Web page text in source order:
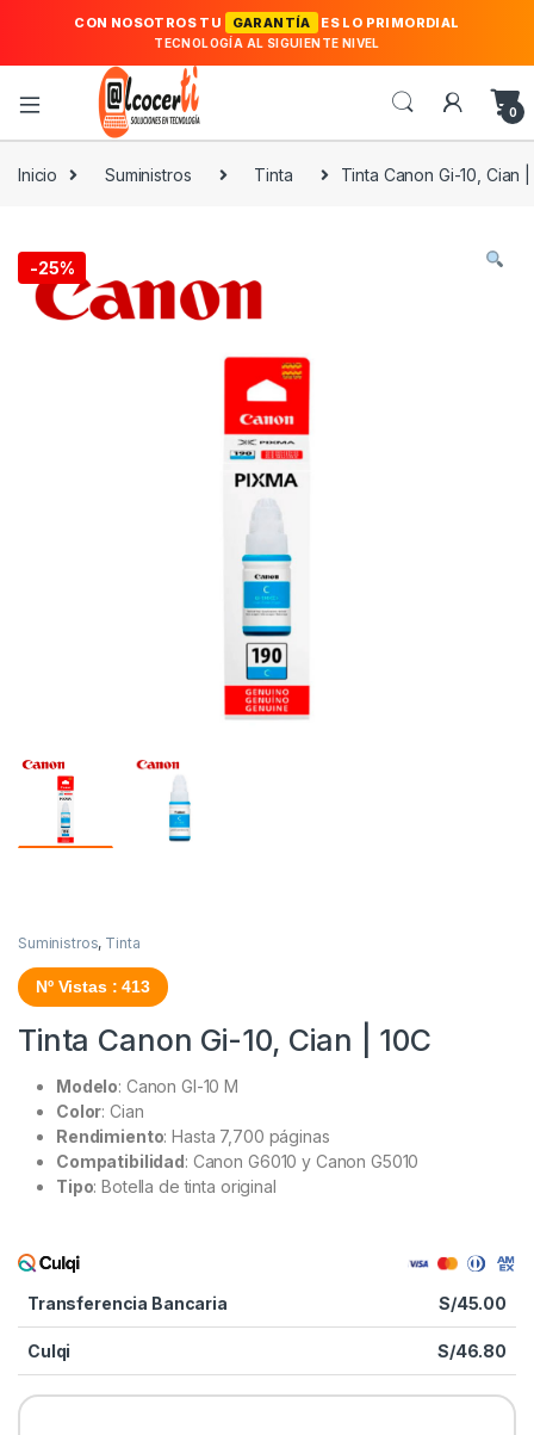
CON NOSOTROS TU GARANTÍA ES LO PRIMORDIAL
TECNOLOGÍA AL SIGUIENTE NIVEL
0
Inicio Suministros Tinta Tinta Canon Gi-10, Cian |
-25%
Suministros, Tinta
Nº Vistas : 413
Tinta Canon Gi-10, Cian | 10C
Modelo: Canon GI-10 M
Color: Cian
Rendimiento: Hasta 7,700 páginas
Compatibilidad: Canon G6010 y Canon G5010
Tipo: Botella de tinta original
Transferencia Bancaria S/45.00
Culqi S/46.80